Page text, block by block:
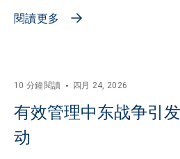
閱讀更多
10 分鐘閱讀 四月 24, 2026
有效管理中东战争引
动